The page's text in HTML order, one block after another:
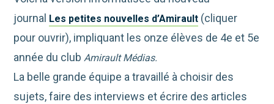
journal Les petites nouvelles d’Amirault (cliquer
pour ouvrir), impliquant les onze élèves de 4e et 5e
année du clubAmirault Médias.
La belle grande équipe a travaillé à choisir des
sujets, faire des interviews et écrire des articles